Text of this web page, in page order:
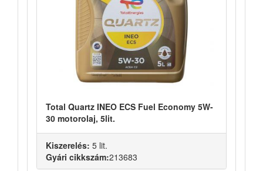
Total Quartz INEO ECS Fuel Economy 5W-
30 motorolaj, 5lit.
Kiszerelés: 5 lit.
Gyári cikkszám:213683